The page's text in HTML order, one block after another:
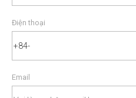
Điện thoại
Email